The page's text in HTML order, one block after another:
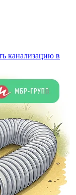
канализацию в